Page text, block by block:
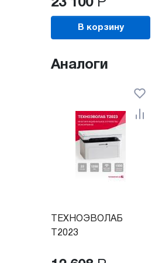
23 100 Р
В корзину
Аналоги
ТЕХНОЭВОЛАБ
T2023